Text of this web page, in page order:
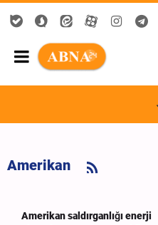
Amerikan
Amerikan saldırganlığı enerji